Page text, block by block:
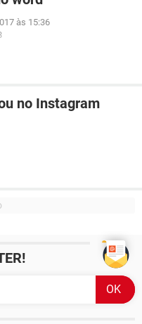
às 15:36
no Instagram